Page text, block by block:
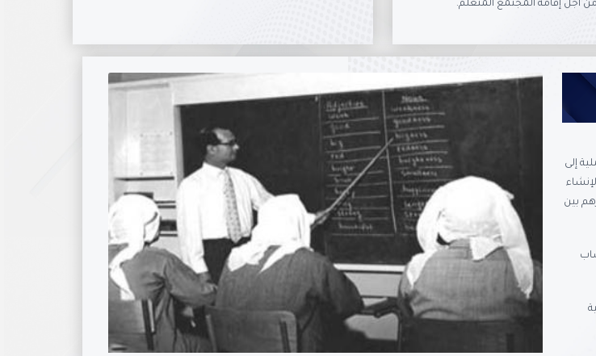
أجل إقامة المجتمع المتعلم.
إلى
لإنشاء
بين